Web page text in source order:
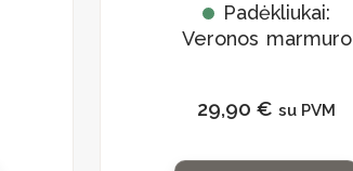
Padėkliukai:
Veronos marmuro
29,90 € su PVM